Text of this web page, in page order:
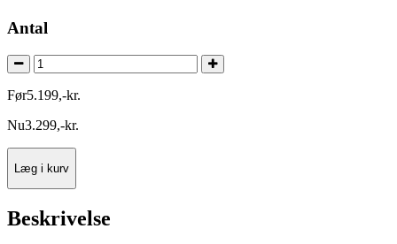
Antal
Før5.199,-kr.
Nu3.299,-kr.
Læg i kurv
Beskrivelse